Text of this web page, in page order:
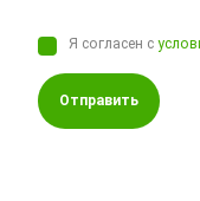
Я согласен с
Отправить